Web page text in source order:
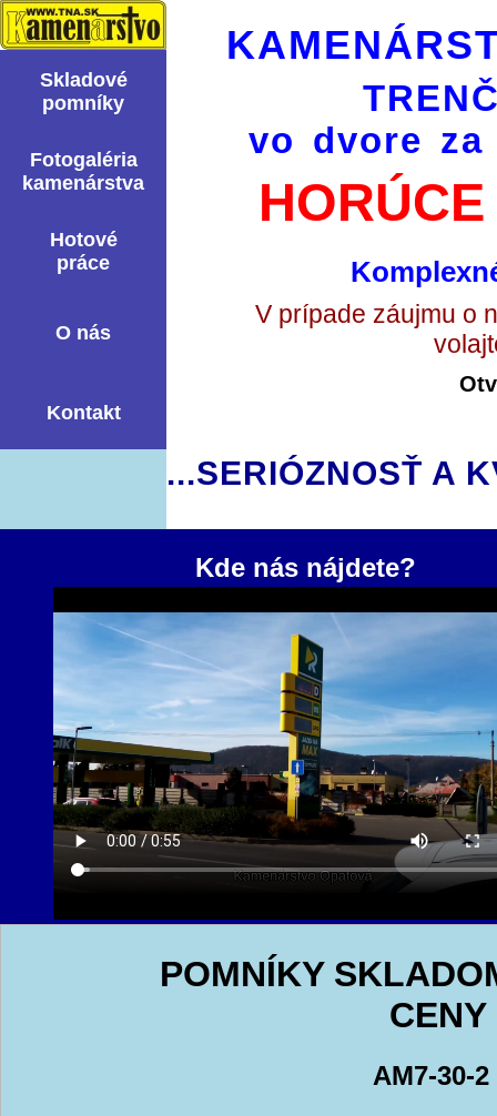
Skladové
pomní­ky
Fotogaléria
kamenárstva
Hotové
práce
O nás
Kontakt
vo dvore za
V prípade záujmu o
...SERIÓZNOSŤ A
Kde nás nájdete?
POMNÍKY
AM7-30-